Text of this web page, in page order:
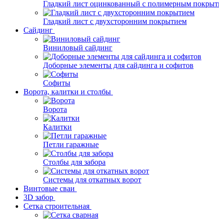
Гладкий лист оцинкованный с полимерным
Гладкий лист с двухсторонним покрытием
Сайдинг
Виниловый сайдинг
Доборные элементы для сайдинга и софитов
Софиты
Ворота, калитки и столбы
Ворота
Калитки
Петли гаражные
Столбы для забора
Системы для откатных ворот
Винтовые сваи
3D забор
Сетка строительная